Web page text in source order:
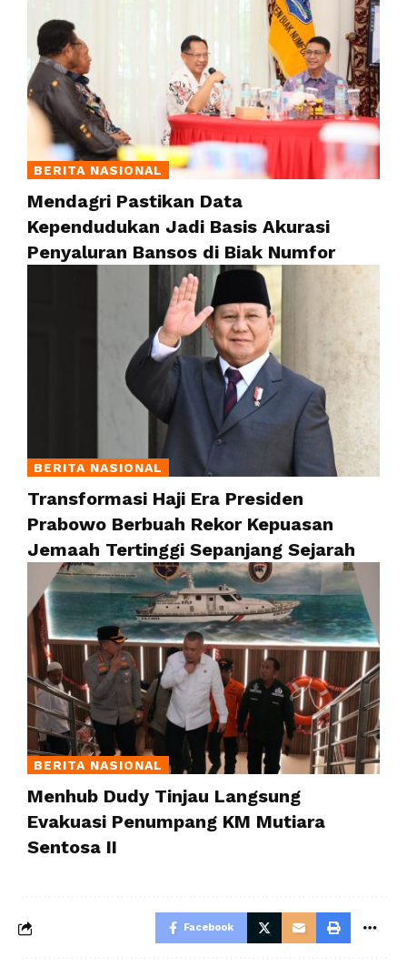
BERITA NASIONAL
Mendagri Pastikan Data
Kependudukan Jadi Basis Akurasi
Penyaluran Bansos di Biak Numfor
BERITA NASIONAL
Transformasi Haji Era Presiden
Prabowo Berbuah Rekor Kepuasan
Jemaah Tertinggi Sepanjang Sejarah
BERITA NASIONAL
Menhub Dudy Tinjau Langsung
Evakuasi Penumpang KM Mutiara
Sentosa II
Facebook